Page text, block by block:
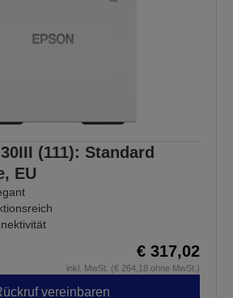
(111): Standard
EU
€ 317,02
inkl. MwSt. (€ 264,18 ohne MwSt.)
vereinbaren